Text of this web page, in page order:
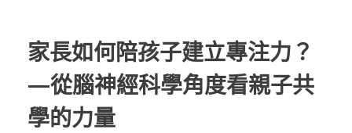
家長如何陪孩子建立專注力？
—從腦神經科學角度看親子共
學的力量